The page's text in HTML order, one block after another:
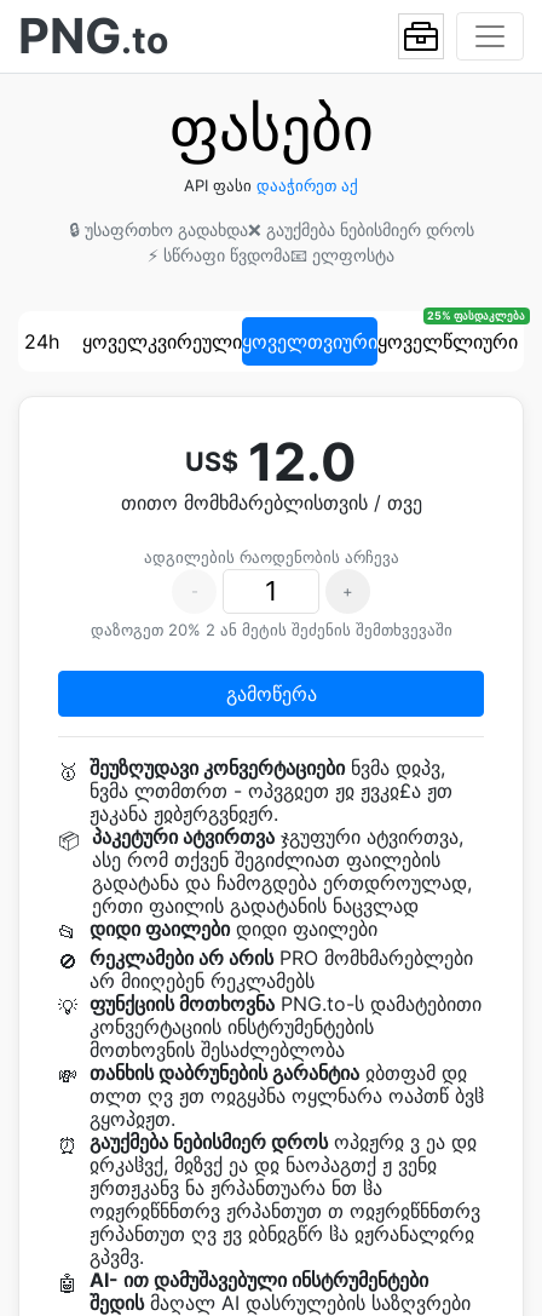
PNG.to
ფასები
API ფასი დააჭირეთ აქ
🔒 უსაფრთხო გადახდა❌ გაუქმება ნებისმიერ დროს
⚡ სწრაფი წვდომა📧 ელფოსტა
24h ყოველკვირეულიყოველთვიურიყოველწლიური
25% ფასდაკლება
US$ 12.0
თითო მომხმარებლისთვის / თვე
ადგილების რაოდენობის არჩევა
-
+
დაზოგეთ 20% 2 ან მეტის შეძენის შემთხვევაში
გამოწერა
🥇 შეუზღუდავი კონვერტაციებინვმა დჲპვ,
ნვმა ლთმთრთ - ოპვგჲეთ ჟჲ ჟვკჲ£ა ჟთ
ჟაკანა ჟჲბჟრგვნჲჟრ.
📦 პაკეტური ატვირთვა ჯგუფური ატვირთვა,
ასე რომ თქვენ შეგიძლიათ ფაილების
გადატანა და ჩამოგდება ერთდროულად,
ერთი ფაილის გადატანის ნაცვლად
📂
დიდი ფაილებიდიდი ფაილები
🚫 რეკლამები არ არისPRO მომხმარებლები
არ მიიღებენ რეკლამებს
💡 ფუნქციის მოთხოვნა PNG.to-ს დამატებითი
კონვერტაციის ინსტრუმენტების
მოთხოვნის შესაძლებლობა
💸 თანხის დაბრუნების გარანტია ჲბთფამ დჲ
თლთ ღვ ჟთ ოჲგყპნა ოყლნარა ოაპთწ ბვჱ
გყოპჲჟთ.
⏰
გაუქმება ნებისმიერ დროსოპჲჟრჲ ვ ეა დჲ
ჲრკაჱვქ, მჲზვქ ეა დჲ ნაოპაგთქ ჟ ვენჲ
ჟრთჟკანვ ნა ჟრპანთუარა ნთ ჱა
ოჲჟრჲწნნთრვ ჟრპანთუთ თ ოჲჟრჲწნნთრვ
ჟრპანთუთ ღვ ჟვ ჲბნჲგწრ ჱა ჲჟრანალჲრჲ
გპვმვ.
🤖
AI- ით დამუშავებული ინსტრუმენტები
შედისმაღალ AI დასრულების საზღვრები